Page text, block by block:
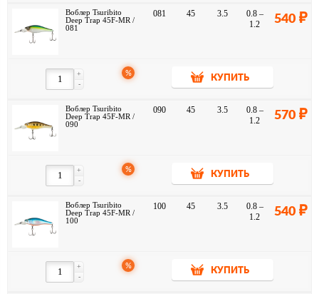
Воблер Tsuribito
Deep Trap 45F-MR /
081
081 45 3.5
0.8 –
1.2
540
-
+ %
КУПИТЬ
Воблер Tsuribito
Deep Trap 45F-MR /
090
090 45 3.5
0.8 –
1.2
570
-
+ %
КУПИТЬ
Воблер Tsuribito
Deep Trap 45F-MR /
100
100 45 3.5
0.8 –
1.2
540
-
+ %
КУПИТЬ